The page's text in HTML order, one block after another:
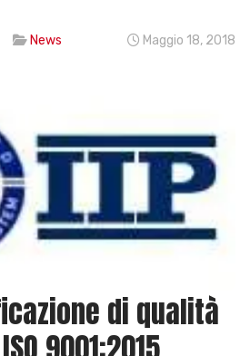
News Maggio 18, 2018
di qualità